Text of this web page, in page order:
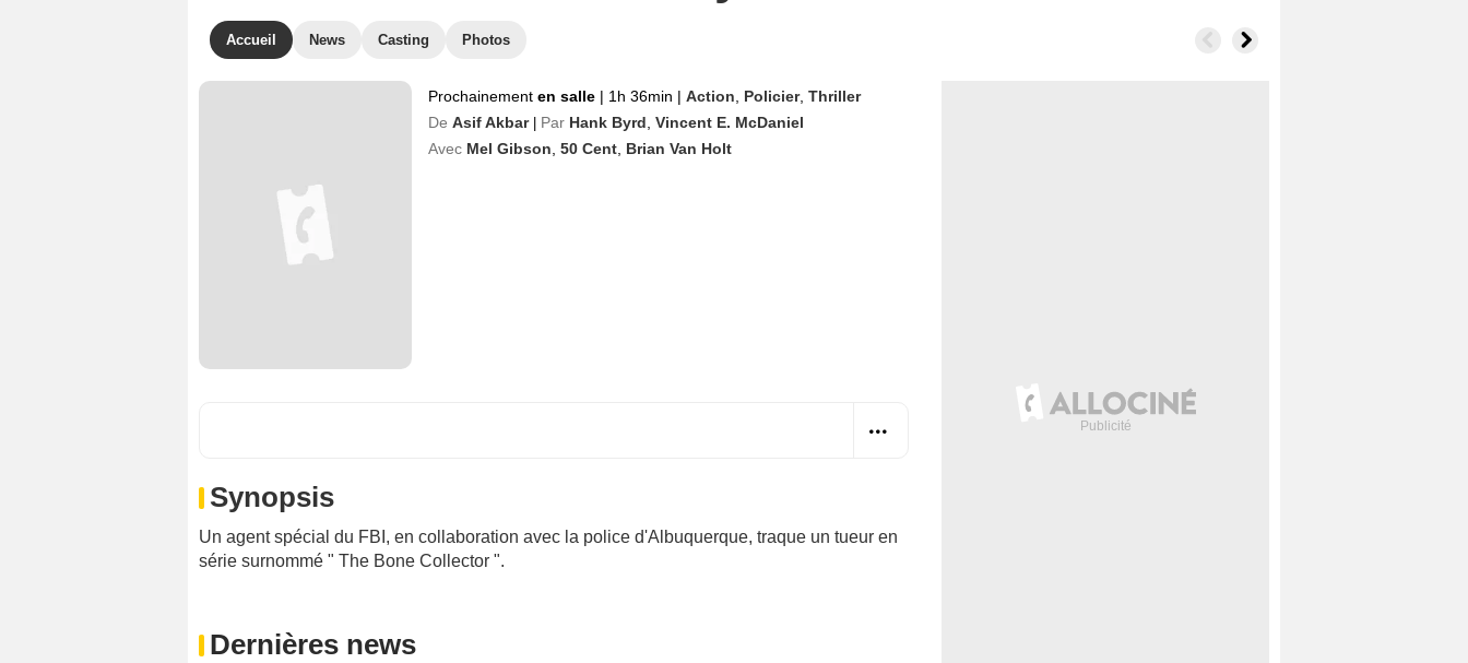
Accueil News Casting Photos
Prochainement en salle | 1h 36min | Action Policier, Thriller
De Asif Akbar Par Hank Byrd Vincent E. McDaniel
Avec Mel Gibson 50 Cent Brian Van Holt
Synopsis
Un agent spécial du FBI, en collaboration avec la police d'Albuquerque, traque un tueur en
série surnommé " The Bone Collector ".
Dernières news